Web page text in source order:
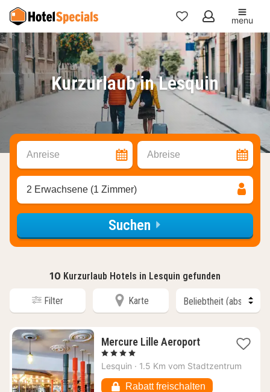
Meine
Favoriten
menu
Kurzurlaub in Lesquin
Anreise Abreise
2 Erwachsene (1 Zimmer)
Suchen
10 Kurzurlaub Hotels in Lesquin gefunden
Filter Karte
Mercure Lille Aeroport1
ab
€
, 4 Sterne
Lesquin · 1.5 Km vom Stadtzentrum
Rabatt freischalten